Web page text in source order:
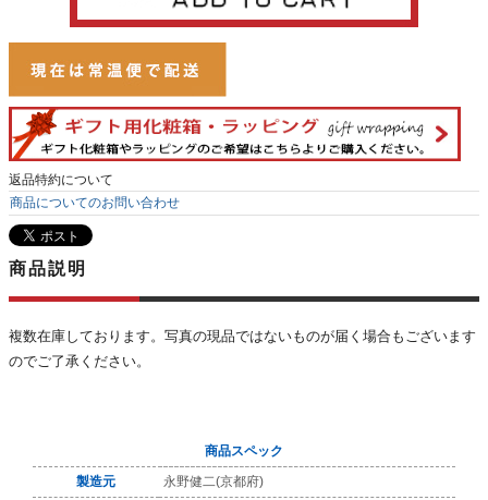
返品特約について
商品についてのお問い合わせ
商品説明
複数在庫しております。写真の現品ではないものが届く場合もございます
のでご了承ください。
商品スペック
製造元
永野健二(京都府)